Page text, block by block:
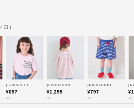
）
pairmanon
¥697
.st
pairmanon
¥1,255
.st
pairmanon
¥797
.st .st